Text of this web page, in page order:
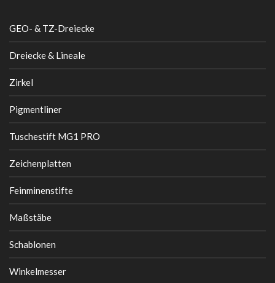
GEO- & TZ-Dreiecke
Dreiecke & Lineale
Zirkel
Pigmentliner
Tuschestift MG1 PRO
Zeichenplatten
Feinminenstifte
Maßstäbe
Schablonen
Winkelmesser